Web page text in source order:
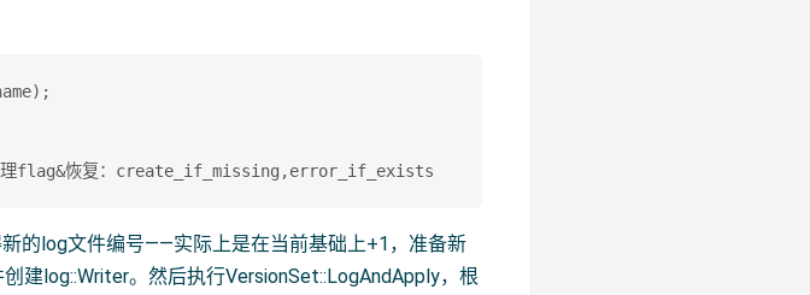
的log文件编号——实际上是在当前基础上+1，准备新
建log::Writer。然后执行VersionSet::LogAndApply，根